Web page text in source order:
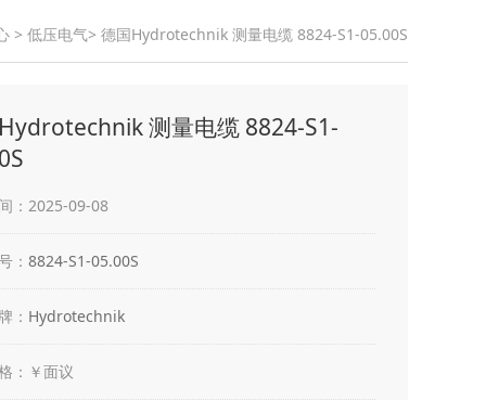
> 低压电气> 德国Hydrotechnik 测量电缆 8824-S1-05.00S
测量电缆 8824-S1-
：2025-09-08
： 8824-S1-05.00S
： Hydrotechnik
：￥面议